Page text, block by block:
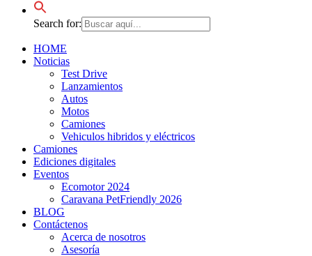
Search for:
HOME
Noticias
Test Drive
Lanzamientos
Autos
Motos
Camiones
Vehiculos hibridos y eléctricos
Camiones
Ediciones digitales
Eventos
Ecomotor 2024
Caravana PetFriendly 2026
BLOG
Contáctenos
Acerca de nosotros
Asesoría